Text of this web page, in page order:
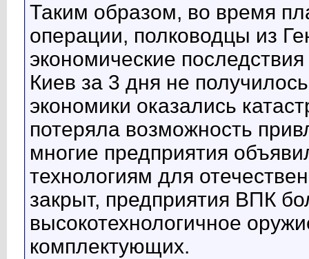
Таким образом, во время
операции, полководцы из
экономические
Киев за 3 дня не
экономики оказались
потеряла возможность
многие предприятия
технологиям для
закрыт, предприятия ВПК
высокотехнологичное
комплектующих.